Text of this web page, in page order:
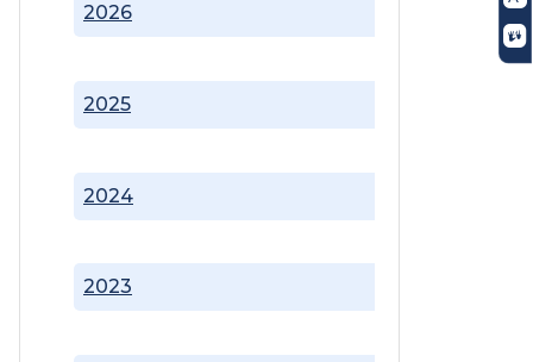
2023
2024
2025
2026